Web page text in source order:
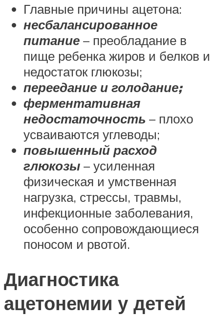
Главные причины ацетона:
несбалансированное
питание – преобладание в
пище ребенка жиров и белков и
недостаток глюкозы;
переедание и голодание;
ферментативная
недостаточность – плохо
усваиваются углеводы;
повышенный расход
глюкозы – усиленная
физическая и умственная
нагрузка, стрессы, травмы,
инфекционные заболевания,
особенно сопровождающиеся
поносом и рвотой.
Диагностика
ацетонемии у детей